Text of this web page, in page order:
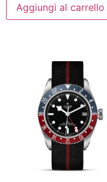
Aggiungi al carrello